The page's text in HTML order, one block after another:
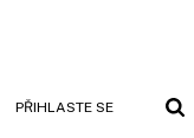
PŘIHLASTE SE